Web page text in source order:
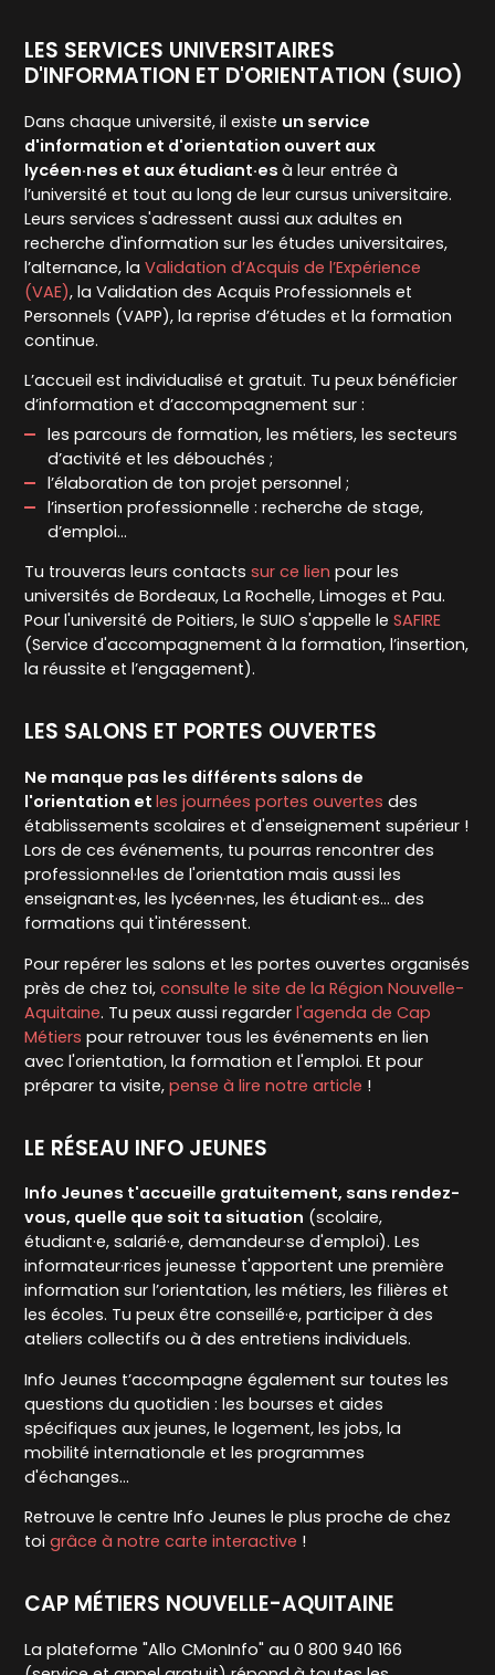
LES SERVICES UNIVERSITAIRES
D'INFORMATION ET D'ORIENTATION (SUIO)
Dans chaque université, il existe un service
d'information et d'orientation ouvert aux
lycéen·nes et aux étudiant·es à leur entrée à
l’université et tout au long de leur cursus universitaire.
Leurs services s'adressent aussi aux adultes en
recherche d'information sur les études universitaires,
l’alternance, laValidation d’Acquis de l’Expérience
(VAE), la Validation des Acquis Professionnels et
Personnels (VAPP), la reprise d’études et la formation
continue.
L’accueil est individualisé et gratuit. Tu peux bénéficier
d’information et d’accompagnement sur :
les parcours de formation, les métiers, les secteurs
d’activité et les débouchés ;
l’élaboration de ton projet personnel ;
l’insertion professionnelle : recherche de stage,
d’emploi…
Tu trouveras leurs contactssur ce lien pour les
universités de Bordeaux, La Rochelle, Limoges et Pau.
Pour l'université de Poitiers, le SUIO s'appelle leSAFIRE
(Service d'accompagnement à la formation, l’insertion,
la réussite et l’engagement).
LES SALONS ET PORTES OUVERTES
Ne manque pas les différents salons de
l'orientation etles journées portes ouvertes des
établissements scolaires et d'enseignement supérieur !
Lors de ces événements, tu pourras rencontrer des
professionnel·les de l'orientation mais aussi les
enseignant·es, les lycéen·nes, les étudiant·es... des
formations qui t'intéressent.
Pour repérer les salons et les portes ouvertes organisés
près de chez toi,consulte le site de la Région Nouvelle-
Aquitaine. Tu peux aussi regarderl'agenda de Cap
Métiers pour retrouver tous les événements en lien
avec l'orientation, la formation et l'emploi. Et pour
préparer ta visite,pense à lire notre article !
LE RÉSEAU INFO JEUNES
Info Jeunes t'accueille gratuitement, sans rendez-
vous, quelle que soit ta situation (scolaire,
étudiant·e, salarié·e, demandeur·se d'emploi). Les
informateur·rices jeunesse t'apportent une première
information sur l’orientation, les métiers, les filières et
les écoles. Tu peux être conseillé·e, participer à des
ateliers collectifs ou à des entretiens individuels.
Info Jeunes t’accompagne également sur toutes les
questions du quotidien : les bourses et aides
spécifiques aux jeunes, le logement, les jobs, la
mobilité internationale et les programmes
d'échanges…
Retrouve le centre Info Jeunes le plus proche de chez
toigrâce à notre carte interactive !
CAP MÉTIERS NOUVELLE-AQUITAINE
La plateforme "Allo CMonInfo" au 0 800 940 166